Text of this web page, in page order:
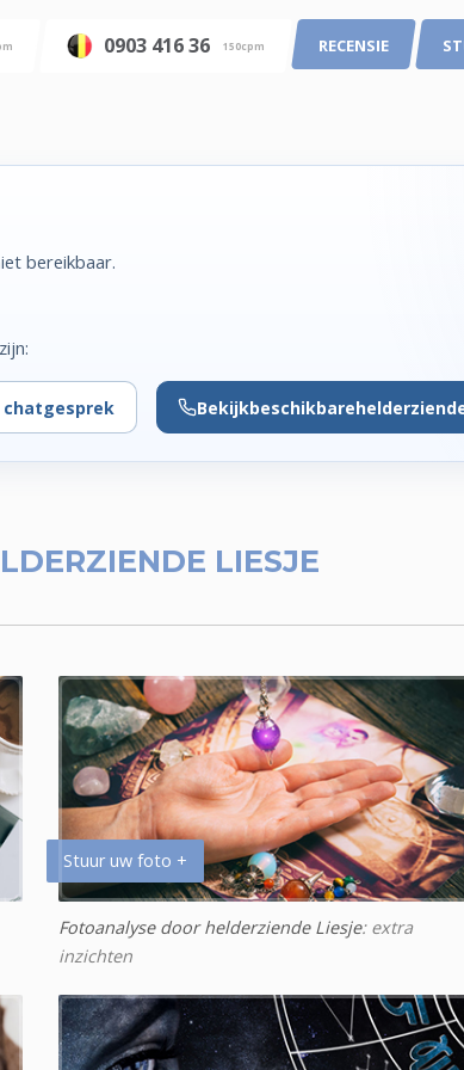
0903 416 36 150cpm RECENSIE
bereikbaar.
chatgesprek Bekijkbeschikbare
LIESJE
Stuur uw foto +
Fotoanalyse door helderziende Liesje: extra
inzichten